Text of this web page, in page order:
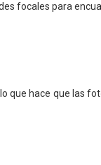
focales para
que hace que las